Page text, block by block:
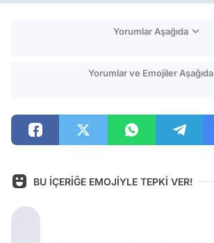
Yorumlar Aşağıda
Yorumlar ve Emojiler Aşağıda
BU İÇERİĞE EMOJİYLE TEPKİ VER!